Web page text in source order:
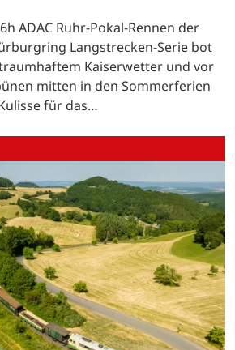
ADAC Ruhr-Pokal-Rennen der
Langstrecken-Serie bot
Kaiserwetter und vor
mitten in den Sommerferien
für das…